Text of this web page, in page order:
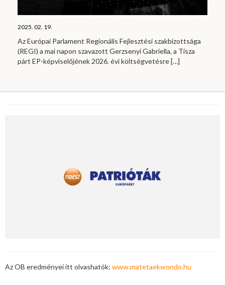
2025. 02. 19.
Az Európai Parlament Regionális Fejlesztési szakbizottsága
(REGI) a mai napon szavazott Gerzsenyi Gabriella, a Tisza
párt EP-képviselőjének 2026. évi költségvetésre[…]
Az OB eredményei itt olvashatók: www.matetaekwondo.hu